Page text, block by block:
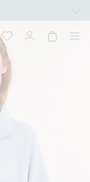
som inngår i tilbudet tom.
Kan ikke kombineres med